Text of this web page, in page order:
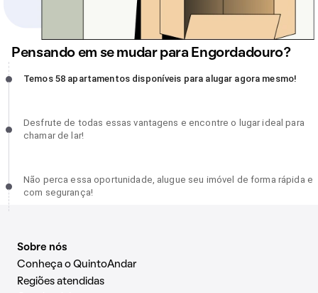
Pensando em se mudar para Engordadouro?
Temos 58 apartamentos disponíveis para alugar agora mesmo!,
Temos 58 apartamentos disponíveis para alugar agora mesmo!
Desfrute de todas essas vantagens e encontre o lugar ideal para
chamar de lar!, incompleto
Desfrute de todas essas vantagens e encontre o lugar ideal para
chamar de lar!
Não perca essa oportunidade, alugue seu imóvel de forma rápida
e com segurança!, incompleto
Não perca essa oportunidade, alugue seu imóvel de forma rápida e
com segurança!
Sobre nós
Conheça o QuintoAndar
Regiões atendidas